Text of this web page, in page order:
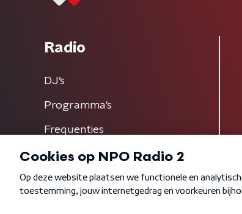
Radio
DJ’s
Programma's
Frequenties
Algemene voorwaarden Privacybeleid